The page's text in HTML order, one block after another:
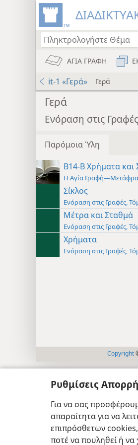
Ρυθμίσεις
Για να σας
απαραίτητα για να
επιπρόσθετων
ποτέ να πουληθεί ή να
ΑΓΙΑ ΓΡΑΦΗ
it-1 «Γερά» Γερά
Γερά
Ενόραση στις
Παρόμοια Ύλη
Β14-Β Χρήματα και
Η Αγία
Σίκλος
Ενόραση στις Γραφές,
Μέτρα και Σταθμά
Ενόραση στις Γραφές,
Χρήματα
Ενόραση στις Γραφές,
Copyright